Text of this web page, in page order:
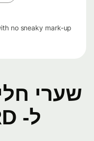
no sneaky mark-up
ל- LRD היום